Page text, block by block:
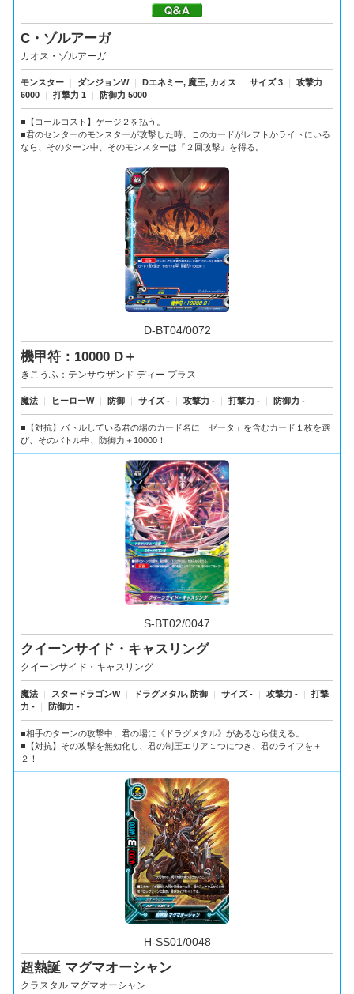
C・ゾルアーガ
カオス・ゾルアーガ
モンスター ダンジョンW Dエネミー, 魔王, カオス サイズ 3
攻撃力
6000
打撃力 1 防御力 5000
■【コールコスト】ゲージ２を払う。
■君のセンターのモンスターが攻撃した時、このカードがレフトかライトにいる
なら、そのターン中、そのモンスターは『２回攻撃』を得る。
D-BT04/0072
機甲符：10000 D＋
きこうふ：テンサウザンド ディー プラス
魔法 ヒーローW 防御 サイズ - 攻撃力 - 打撃力 - 防御力 -
■【対抗】バトルしている君の場のカード名に「ゼータ」を含むカード１枚を選
び、そのバトル中、防御力＋10000！
S-BT02/0047
クイーンサイド・キャスリング
クイーンサイド・キャスリング
魔法 スタードラゴンW ドラグメタル, 防御 サイズ - 攻撃力 -
打撃
力 -
防御力 -
■相手のターンの攻撃中、君の場に《ドラグメタル》があるなら使える。
■【対抗】その攻撃を無効化し、君の制圧エリア１つにつき、君のライフを＋
２！
H-SS01/0048
超熱誕 マグマオーシャン
クラスタル マグマオーシャン